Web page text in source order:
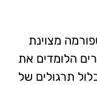
מצוינת
הלומדים את
תרגולים של